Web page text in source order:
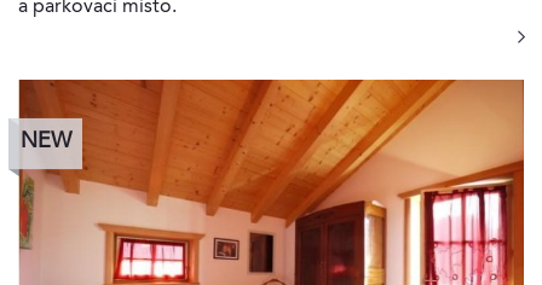
a parkovací místo.
NEW